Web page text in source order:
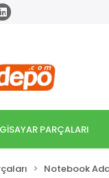
PARÇALARI
Notebook